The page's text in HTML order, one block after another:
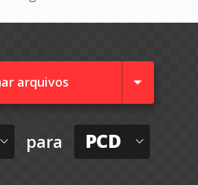
arquivos
para PCD